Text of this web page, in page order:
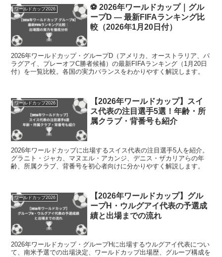
ワールドカップ2026
⚽ 2026年ワールドカップ｜グル
ープD — 最新FIFAランキング比
較（2026年1月20日付）
2026年ワールドカップ・グループD（アメリカ、オーストラリア、パ
ラグアイ、プレーオフC勝者候補）の最新FIFAランキング（1月20日
付）を一覧比較。各国の実力バランスをわかりやすく解説します。
ワールドカップ2026
【2026年ワールドカップ】スイ
ス代表の注目選手5選！年齢・所
属クラブ・背番号も紹介
2026年ワールドカップに出場するスイス代表の注目選手5人を紹介。
グラニト・ジャカ、マヌエル・アカンジ、デニス・ザカリアらの年
齢、所属クラブ、背番号を初心者向けに分かりやすく解説します。
ワールドカップ2026
【2026年ワールドカップ】グル
ープH・ウルグアイ代表の予選成
績と出場までの流れ
2026年ワールドカップ・グループHに出場するウルグアイ代表につい
て、南米予選での出場決定、ワールドカップ出場歴、グループ構成を